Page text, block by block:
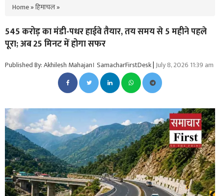
Home»हिमाचल»
545 करोड़ का मंडी-पधर हाईवे तैयार, तय समय से 5 महीने पहले
पूरा; अब 25 मिनट में होगा सफर
Published By: Akhilesh Mahajan। SamacharFirstDesk|July 8, 2026 11:39 am